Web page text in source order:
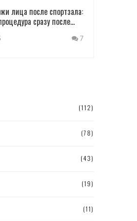
лица после спортзала:
сразу после
7
(112)
(78)
(43)
(19)
(11)